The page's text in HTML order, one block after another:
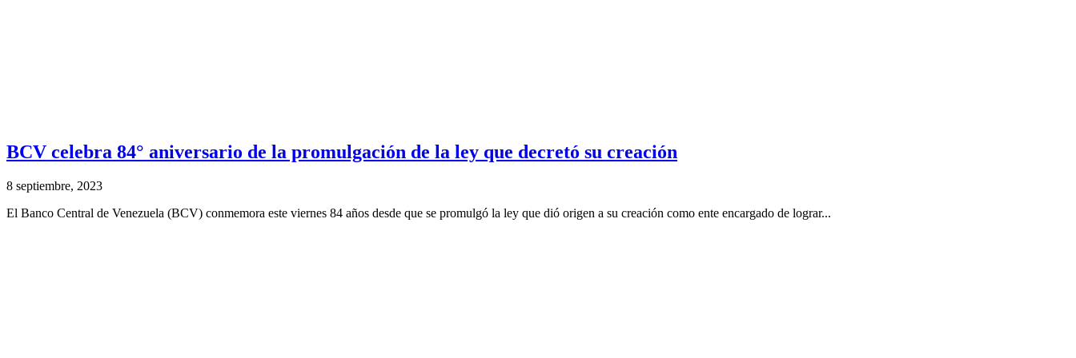
BCV celebra 84° aniversario de la promulgación de la ley que decretó su creación
8 septiembre, 2023
El Banco Central de Venezuela (BCV) conmemora este viernes 84 años desde que se promulgó la ley que dió origen a su creación como ente encargado de lograr...